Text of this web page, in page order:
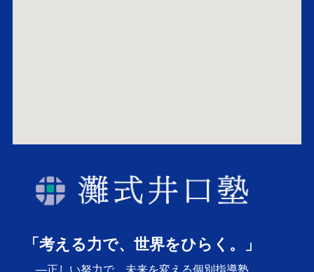
「考える力で、世界をひらく。」